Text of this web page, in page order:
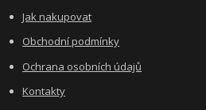
Jak nakupovat
Obchodní podmínky
Ochrana osobních údajů
Kontakty